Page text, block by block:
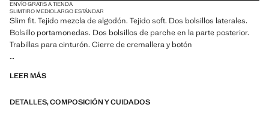
ENVÍO GRATIS A TIENDA
SLIMTIRO MEDIOLARGO ESTÁNDAR
Slim fit. Tejido mezcla de algodón. Tejido soft. Dos bolsillos laterales.
Bolsillo portamonedas. Dos bolsillos de parche en la parte posterior.
Trabillas para cinturón. Cierre de cremallera y botón
calidad añadiendo nuevas pruebas de resistencia a nuestras prendas.
más durables, versátiles y atemporales
LEER MÁS
DETALLES, COMPOSICIÓN Y CUIDADOS